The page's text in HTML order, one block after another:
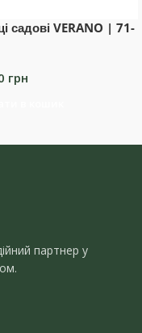
садові VERANO | 71-
грн
партнер у